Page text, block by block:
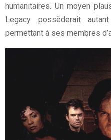
humanitaires. Un moyen
Legacy possèderait
permettant à ses membres